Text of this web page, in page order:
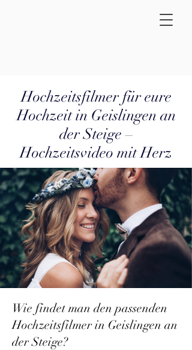
Hochzeitsfilmer für eure
Hochzeit in Geislingen an
der Steige –
Hochzeitsvideo mit Herz
Wie findet man den passenden
Hochzeitsfilmer in Geislingen an
der Steige?